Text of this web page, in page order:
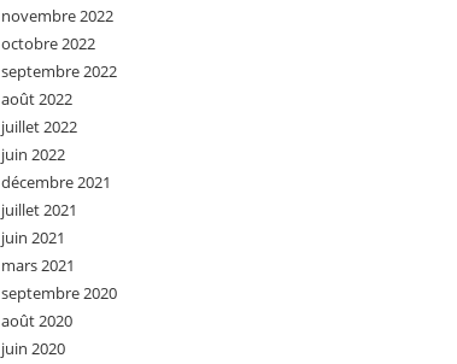
novembre 2022
octobre 2022
septembre 2022
août 2022
juillet 2022
juin 2022
décembre 2021
juillet 2021
juin 2021
mars 2021
septembre 2020
août 2020
juin 2020